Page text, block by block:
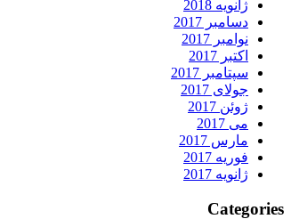
ژانویه 2018
دسامبر 2017
نوامبر 2017
اکتبر 2017
سپتامبر 2017
جولای 2017
ژوئن 2017
می 2017
مارس 2017
فوریه 2017
ژانویه 2017
Categories